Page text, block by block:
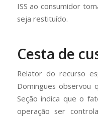
ISS ao consumidor
seja restituído.
Cesta de
Relator do recurso
Domingues observou
Seção indica que o
operação ser